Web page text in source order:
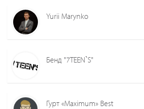
Yurii Marynko
Бенд "7TEEN`S"
Гурт «Maximum» Best